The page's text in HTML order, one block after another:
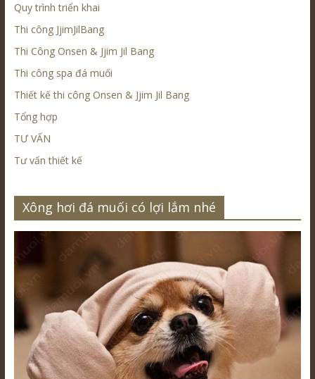
Quy trình triển khai
Thi công JjimJilBang
Thi Công Onsen & Jjim Jil Bang
Thi công spa đá muối
Thiết kế thi công Onsen & Jjim Jil Bang
Tổng hợp
TƯ VẤN
Tư vấn thiết kế
Xông hơi đá muối có lợi lắm nhé